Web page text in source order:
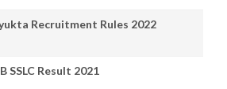
Recruitment Rules 2022
SSLC Result 2021